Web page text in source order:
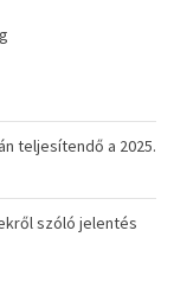
teljesítendő a 2025.
szóló jelentés